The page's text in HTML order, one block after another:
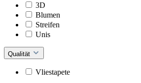
3D
Blumen
Streifen
Unis
Qualität
Vliestapete